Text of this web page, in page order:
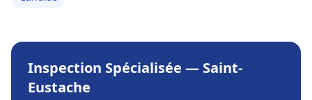
Inspection Spécialisée — Saint-
Eustache